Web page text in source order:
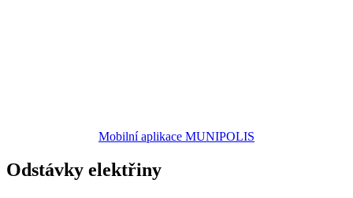
Mobilní aplikace MUNIPOLIS
Odstávky elektřiny